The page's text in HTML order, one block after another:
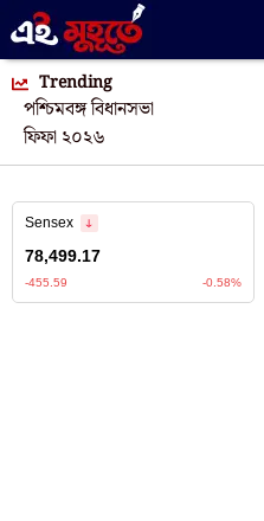
Trending
পশ্চিমবঙ্গ বিধানসভা
ফিফা ২০২৬